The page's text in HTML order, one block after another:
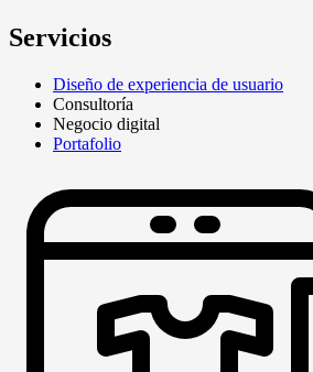
Servicios
Diseño de experiencia de usuario
Consultoría
Negocio digital
Portafolio